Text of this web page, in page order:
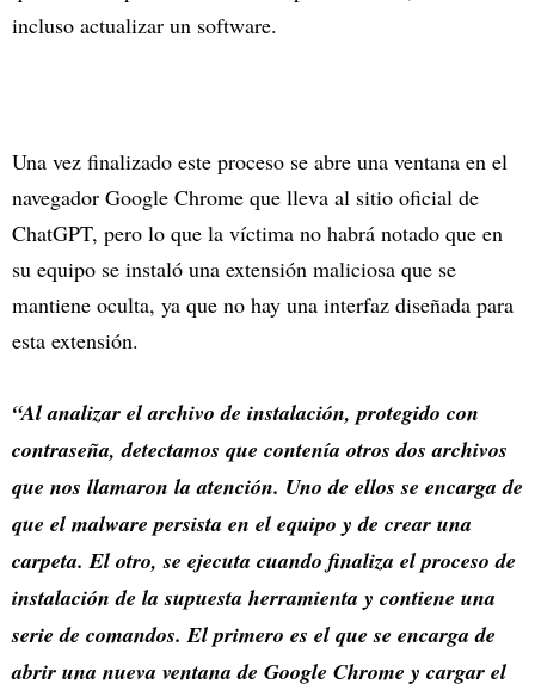
incluso actualizar un software.
Una vez finalizado este proceso se abre una ventana en el
navegador Google Chrome que lleva al sitio oficial de
ChatGPT, pero lo que la víctima no habrá notado que en
su equipo se instaló una extensión maliciosa que se
mantiene oculta, ya que no hay una interfaz diseñada para
esta extensión.
“Al analizar el archivo de instalación, protegido con
contraseña, detectamos que contenía otros dos archivos
que nos llamaron la atención. Uno de ellos se encarga de
que el malware persista en el equipo y de crear una
carpeta. El otro, se ejecuta cuando finaliza el proceso de
instalación de la supuesta herramienta y contiene una
serie de comandos. El primero es el que se encarga de
abrir una nueva ventana de Google Chrome y cargar el